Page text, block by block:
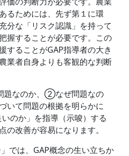
るためには、先ず第１に環
分な「リスク認識」を持って
握することが必要です。この
することがGAP指導者の大き
業者自身よりも客観的な判断
なのか、②なぜ問題なの
いて問題の根拠を明らかに
のか」を指導（示唆）する
の改善が容易になります。
では、GAP概念の生い立ちか